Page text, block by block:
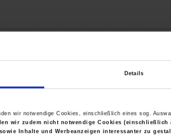
Details
wir notwendige Cookies, einschließlich eines sog.
wir zudem nicht notwendige Cookies
Inhalte und Werbeanzeigen interessanter zu
Gymnasium hatten das Team von
Angelehnt an ein Escapespiel